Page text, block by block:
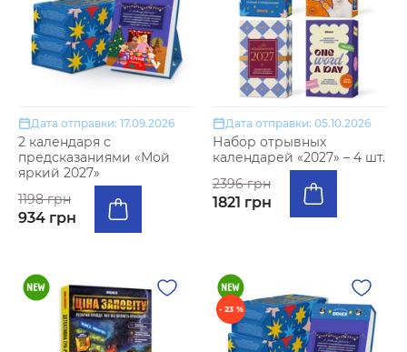
Дата отправки: 17.09.2026
2 календаря с
предсказаниями «Мой
яркий 2027»
1198 грн
934 грн
Дата отправки: 05.10.2026
Набор отрывных
календарей «2027» – 4 шт.
2396 грн
1821 грн
- 23 %